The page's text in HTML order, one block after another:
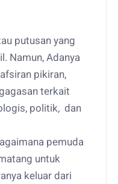
putusan yang
Namun, Adanya
pikiran,
terkait
politik, dan
pemuda
untuk
keluar dari